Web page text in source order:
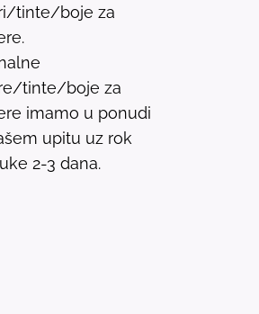
tinte/boje za
tinte/boje za
imamo u ponudi
upitu uz rok
2-3 dana.